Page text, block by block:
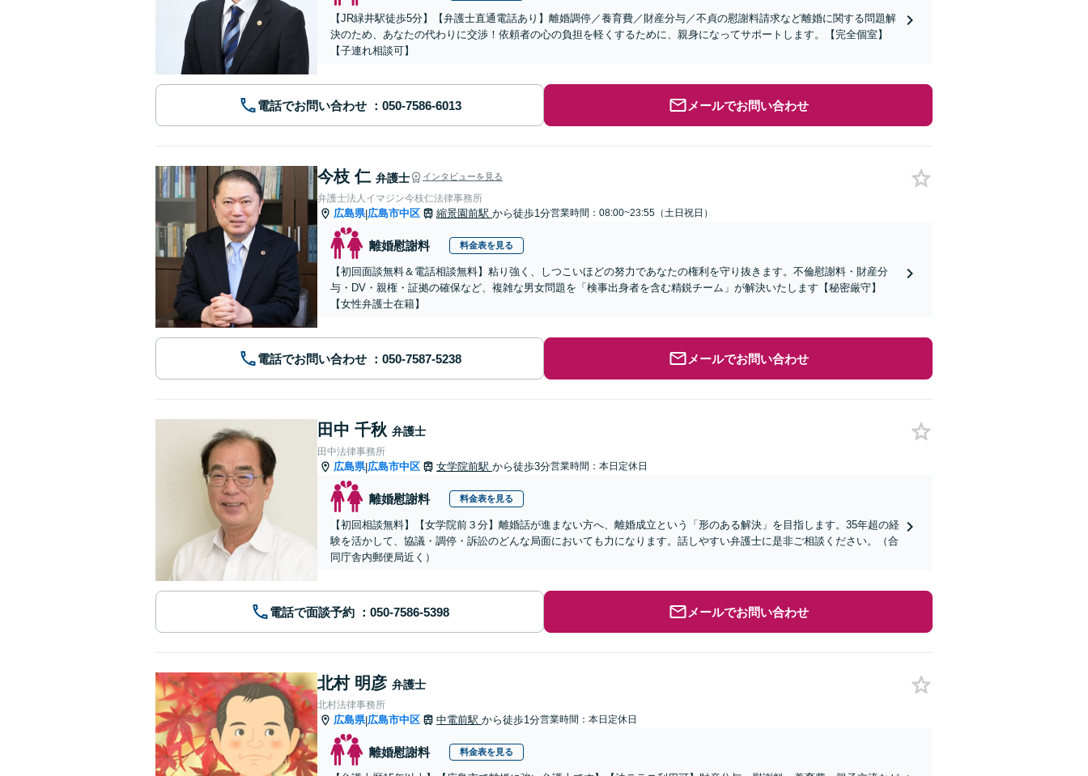
【JR緑井駅徒歩5分】【弁護士直通電話あり】離婚調停／養育費／財産分与／不貞の慰謝料請求など離婚に関する問題解
決のため、あなたの代わりに交渉！依頼者の心の負担を軽くするために、親身になってサポートします。【完全個室】
【子連れ相談可】
電話でお問い合わせ メールでお問い合わせ
今枝 仁 弁護士 インタビューを見る
弁護士法人イマジン今枝仁法律事務所
広島県|広島市中区 縮景園前駅 から徒歩1分営業時間：08:00~23:55（土日祝日）
離婚慰謝料 料金表を見る
【初回面談無料＆電話相談無料】粘り強く、しつこいほどの努力であなたの権利を守り抜きます。不倫慰謝料・財産分
与・DV・親権・証拠の確保など、複雑な男女問題を「検事出身者を含む精鋭チーム」が解決いたします【秘密厳守】
【女性弁護士在籍】
電話でお問い合わせ メールでお問い合わせ
田中 千秋 弁護士
田中法律事務所
広島県|広島市中区 女学院前駅 から徒歩3分営業時間：本日定休日
離婚慰謝料 料金表を見る
【初回相談無料】【女学院前３分】離婚話が進まない方へ、離婚成立という「形のある解決」を目指します。35年超の経
験を活かして、協議・調停・訴訟のどんな局面においても力になります。話しやすい弁護士に是非ご相談ください。（合
同庁舎内郵便局近く）
電話で面談予約 メールでお問い合わせ
北村 明彦 弁護士
北村法律事務所
広島県|広島市中区 中電前駅 から徒歩1分営業時間：本日定休日
離婚慰謝料 料金表を見る